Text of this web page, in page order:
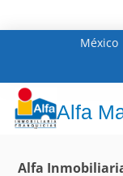
México
Alfa
Alfa